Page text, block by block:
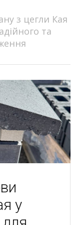
з цегли Кая
та
у